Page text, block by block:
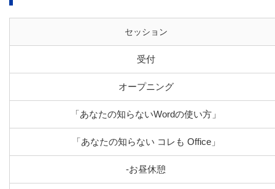
セッション
受付
オープニング
「あなたの知らないWordの使い方」
「あなたの知らない コレも Office」
-お昼休憩